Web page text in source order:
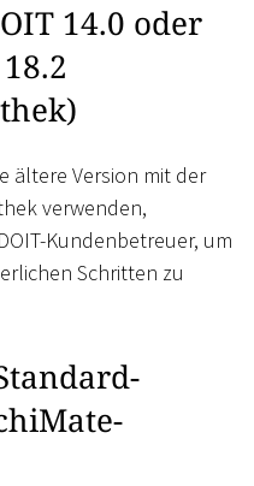
14.0 oder
ältere Version mit der
verwenden,
Kundenbetreuer, um
Schritten zu